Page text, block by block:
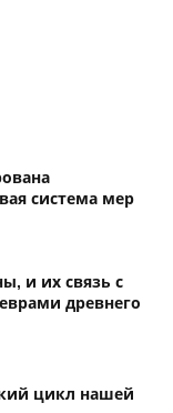
система мер
и их связь с
древнего
цикл нашей